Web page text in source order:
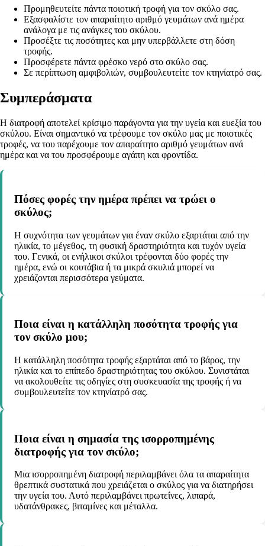
Προμηθευτείτε πάντα ποιοτική τροφή για τον σκύλο σας.
Εξασφαλίστε τον απαραίτητο αριθμό γευμάτων ανά ημέρα
ανάλογα με τις ανάγκες του σκύλου.
Προσέξτε τις ποσότητες και μην υπερβάλλετε στη δόση
τροφής.
Προσφέρετε πάντα φρέσκο νερό στο σκύλο σας.
Σε περίπτωση αμφιβολιών, συμβουλευτείτε τον κτηνίατρό σας.
Συμπεράσματα
Η διατροφή αποτελεί κρίσιμο παράγοντα για την υγεία και ευεξία του
σκύλου. Είναι σημαντικό να τρέφουμε τον σκύλο μας με ποιοτικές
τροφές, να του παρέχουμε τον απαραίτητο αριθμό γευμάτων ανά
ημέρα και να του προσφέρουμε αγάπη και φροντίδα.
Πόσες φορές την ημέρα πρέπει να τρώει ο
σκύλος;
Η συχνότητα των γευμάτων για έναν σκύλο εξαρτάται από την
ηλικία, το μέγεθος, τη φυσική δραστηριότητα και τυχόν υγεία
του. Γενικά, οι ενήλικοι σκύλοι τρέφονται δύο φορές την
ημέρα, ενώ οι κουτάβια ή τα μικρά σκυλιά μπορεί να
χρειάζονται περισσότερα γεύματα.
Ποια είναι η κατάλληλη ποσότητα τροφής για
τον σκύλο μου;
Η κατάλληλη ποσότητα τροφής εξαρτάται από το βάρος, την
ηλικία και το επίπεδο δραστηριότητας του σκύλου. Συνιστάται
να ακολουθείτε τις οδηγίες στη συσκευασία της τροφής ή να
συμβουλευτείτε τον κτηνίατρό σας.
Ποια είναι η σημασία της ισορροπημένης
διατροφής για τον σκύλο;
Μια ισορροπημένη διατροφή περιλαμβάνει όλα τα απαραίτητα
θρεπτικά συστατικά που χρειάζεται ο σκύλος για να διατηρήσει
την υγεία του. Αυτό περιλαμβάνει πρωτεΐνες, λιπαρά,
υδατάνθρακες, βιταμίνες και μέταλλα.